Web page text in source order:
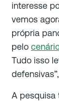
interesse
vemos
própria
pelo
Tudo isso
A pesquisa